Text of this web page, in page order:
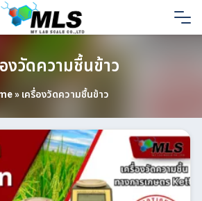
งวัดความชื้นข้าว
» เครื่องวัดความชื้นข้าว